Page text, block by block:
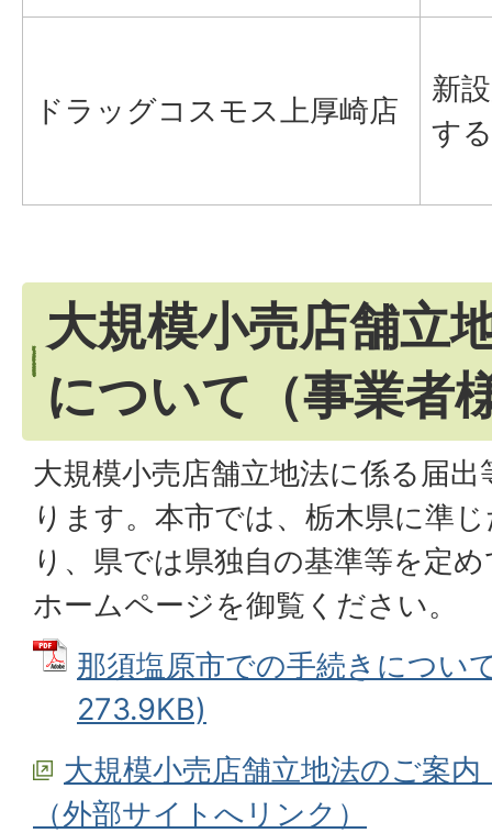
ドラッグコスモス上厚崎店
新
す
大規模小売店舗立
について（事業者
大規模小売店舗立地法に係る届
ります。本市では、栃木県に準
り、県では県独自の基準等を定
ホームページを御覧ください。
那須塩原市での手続きについ
273.9KB)
大規模小売店舗立地法のご案
（外部サイトへリンク）